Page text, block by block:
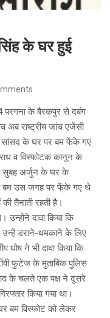
के घर हुई
परगना के बैरकपुर से दबंग
अब राष्ट्रीय जांच एजेंसी
सांसद के घर पर बम फेंके गए
व विस्फोटक कानून के
सुबह अर्जुन के घर के
बम उस जगह पर फेंके गए थे
तैनाती रहती है।
दावा किया कि
उन्हें डराने-धमकाने के लिए
घोष ने भी दावा किया कि
फुटेज के मुताबिक पुलिस
के चलते एक पक्ष ने दूसरे
किया गया था।
बम विस्फोट को लेकर